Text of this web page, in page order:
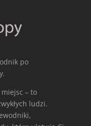
po
– to
ludzi.